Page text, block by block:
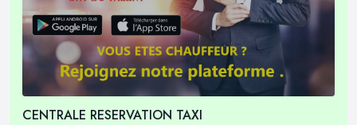
CENTRALE RESERVATION TAXI